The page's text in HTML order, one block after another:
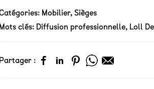
Mobilier, Sièges
Mots clés: Diffusion professionnelle, Loll
Partager :